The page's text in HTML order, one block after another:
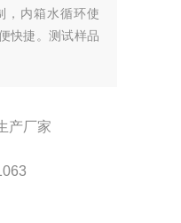
，内箱水循环使
快捷。测试样品
产厂家